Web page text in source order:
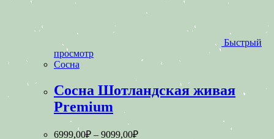
Быстрый
просмотр
Сосна
Сосна Шотландская живая
Premium
6999,00₽ – 9099,00₽